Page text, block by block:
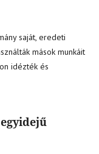
saját, eredeti
mások munkáit
idézték és